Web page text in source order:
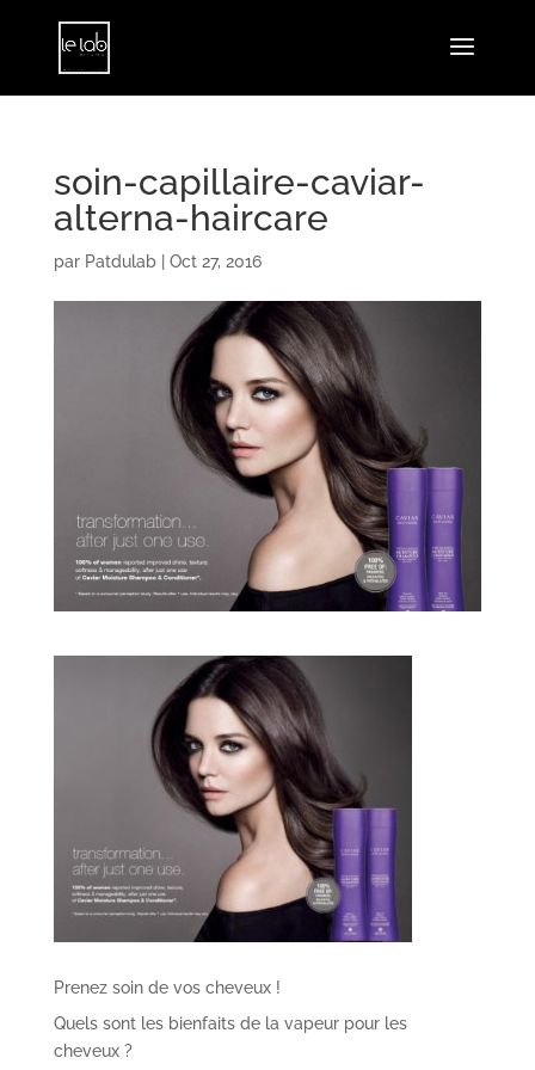
soin-capillaire-caviar-
alterna-haircare
par Patdulab| Oct 27, 2016
Prenez soin de vos cheveux !
Quels sont les bienfaits de la vapeur pour les
cheveux ?